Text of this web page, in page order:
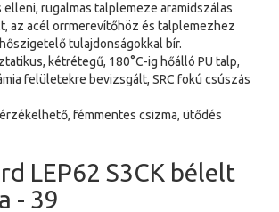
rugalmas talplemeze aramidszálas
az acél orrmerevítőhöz és talplemezhez
tulajdonságokkal bír.
kétrétegű, 180°C-ig hőálló PU talp,
felületekre bevizsgált, SRC fokú csúszás
fémmentes csizma, ütődés
LEP62 S3CK bélelt
- 39